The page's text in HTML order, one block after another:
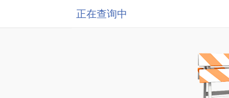
正在查询中